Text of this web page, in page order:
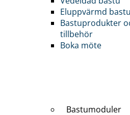
Eluppvärmd bastu
Bastuprodukter
tillbehör
Boka möte
Bastumoduler